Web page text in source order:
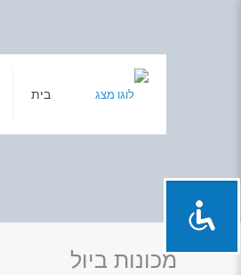
בית
מכונות ביול